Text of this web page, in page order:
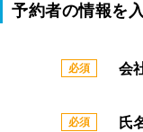
予約者の情報を
会
氏